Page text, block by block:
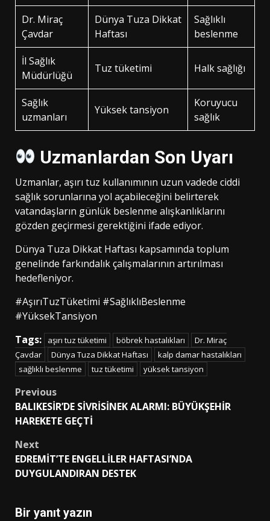
Dr. Miraç
Çavdar
Dünya Tuza Dikkat
Haftası
Sağlıklı
beslenme
İl Sağlık
Müdürlüğü
Tuz tüketimi Halk sağlığı
Sağlık
uzmanları
Yüksek tansiyon
Koruyucu
sağlık
Uzmanlardan Son Uyarı
Uzmanlar, aşırı tuz kullanımının uzun vadede ciddi
sağlık sorunlarına yol açabileceğini belirterek
vatandaşların günlük beslenme alışkanlıklarını
gözden geçirmesi gerektiğini ifade ediyor.
Dünya Tuza Dikkat Haftası kapsamında toplum
genelinde farkındalık çalışmalarının artırılması
hedefleniyor.
#AşırıTuzTüketimi #SağlıklıBeslenme
#YüksekTansiyon
Tags:
aşırı tuz tüketimi böbrek hastalıkları
Dr. Miraç
Çavdar
Dünya Tuza Dikkat Haftası
kalp damar hastalıkları
sağlıklı beslenme
tuz tüketimi yüksek tansiyon
Post
navigation
Previous
BALIKESİR’DE SİVRİSİNEK ALARMI: BÜYÜKŞEHİR
HAREKETE GEÇTİ
Next
EDREMİT’TE ENGELLİLER HAFTASI’NDA
DUYGULANDIRAN DESTEK
Bir yanıt yazın